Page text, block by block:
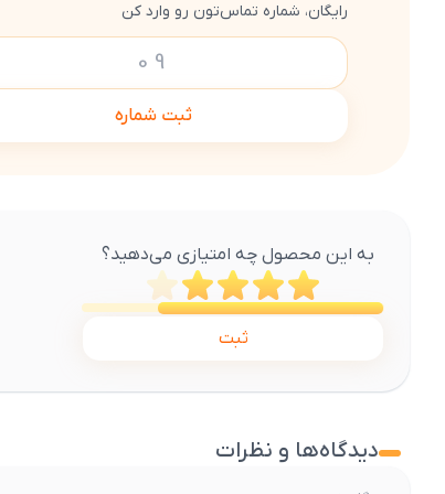
رایگان، شماره تماس‌تون رو وارد کن
ثبت شماره
به این محصول چه امتیازی می‌دهید؟
ثبت
دیدگاه‌ها و نظرات